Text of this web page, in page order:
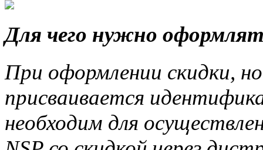
Для чего нужно
При оформлении скидки,
присваивается
необходим для